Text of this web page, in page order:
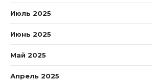
Июль 2025
Июнь 2025
Май 2025
Апрель 2025